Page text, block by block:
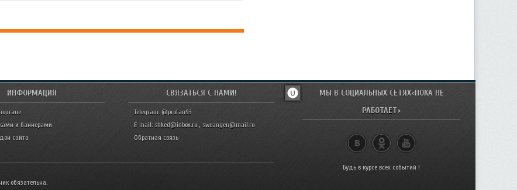
ИНФОРМАЦИЯ
и баннерами
сайта
СВЯЗАТЬСЯ С НАМИ!
Telegram: @profan93
E-mail: shked@inbox.ru , sweangen@mail.ru
Обратная связь
МЫ В СОЦИАЛЬНЫХ СЕТЯХ<ПОКА НЕ
РАБОТАЕТ>
Будь в курсе всех событий !
обязательна.